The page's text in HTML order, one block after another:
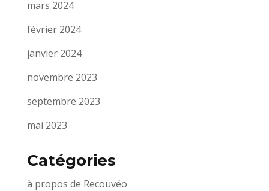
mars 2024
février 2024
janvier 2024
novembre 2023
septembre 2023
mai 2023
Catégories
à propos de Recouvéo